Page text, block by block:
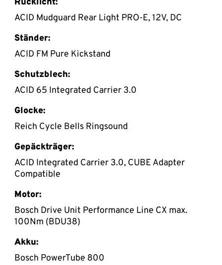
Rücklicht:
ACID Mudguard Rear Light PRO-E, 12V, DC
Ständer:
ACID FM Pure Kickstand
Schutzblech:
ACID 65 Integrated Carrier 3.0
Glocke:
Reich Cycle Bells Ringsound
Gepäckträger:
ACID Integrated Carrier 3.0, CUBE Adapter
Compatible
Motor:
Bosch Drive Unit Performance Line CX max.
100Nm (BDU38)
Akku:
Bosch PowerTube 800